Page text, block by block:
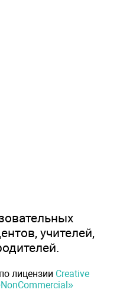
учителей,
лицензии Creative